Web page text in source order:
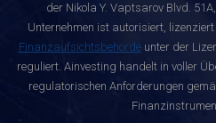
der Nikola Y. Vaptsarov Blvd.
Unternehmen ist autorisiert,
Finanzaufsichtsbehördeunter der
reguliert. Ainvesting handelt in voller
regulatorischen Anforderungen